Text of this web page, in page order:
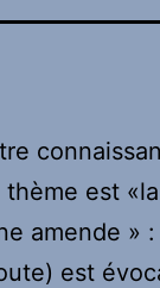
est
amende »
est